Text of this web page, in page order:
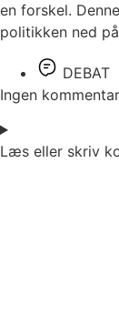
en forskel.
politikken ned
DEBAT
Ingen
Læs eller skriv